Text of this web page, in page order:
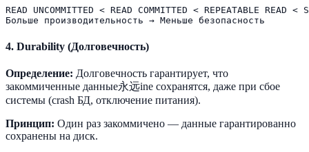
READ UNCOMMITTED < READ COMMITTED < REPEATABLE READ <
4. Durability (Долговечность)
Определение: Долговечность гарантирует, что
закоммиченные данные永远ine сохранятся, даже при сбое
системы (crash БД, отключение питания).
Принцип: Один раз закоммичено — данные гарантированно
сохранены на диск.